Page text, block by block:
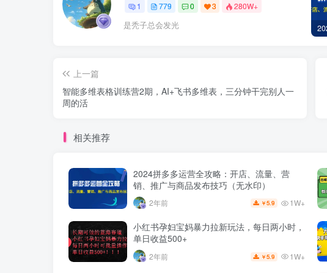
1 779 0 3 280W+
是秃子总会发光
上一篇
智能多维表格训练营2期，AI+飞书多维表，三分钟干完别人一
周的活
相关推荐
2024拼多多运营全攻略：开店、流量、营
销、推广与商品发布技巧（无水印）
2年前 ￥5.9 1W+
小红书孕妇宝妈暴力拉新玩法，每日两小时，
单日收益500+
2年前 ￥5.9 1W+